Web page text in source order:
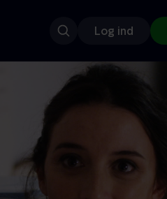
Log ind